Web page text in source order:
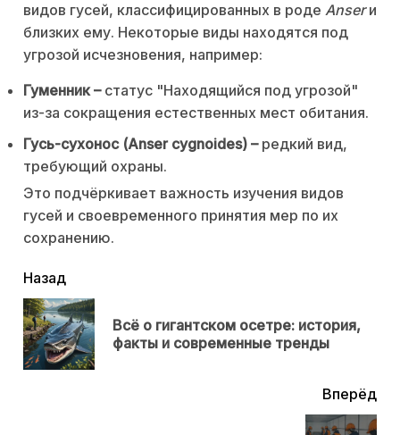
видов гусей, классифицированных в роде Anserи
близких ему. Некоторые виды находятся под
угрозой исчезновения, например:
Гуменник –статус "Находящийся под угрозой"
из-за сокращения естественных мест обитания.
Гусь-сухонос (Anser cygnoides) –редкий вид,
требующий охраны.
Это подчёркивает важность изучения видов
гусей и своевременного принятия мер по их
сохранению.
читать
еще
Назад
Всё о гигантском осетре: история,
факты и современные тренды
Вперёд